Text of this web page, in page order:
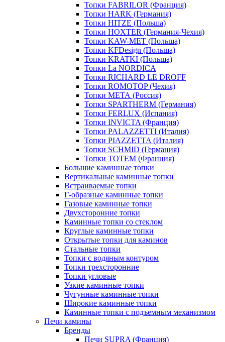
Топки FABRILOR (Франция)
Топки HARK (Германия)
Топки HITZE (Польша)
Топки HOXTER (Германия-Чехия)
Топки KAW-MET (Польша)
Топки KFDesign (Польша)
Топки KRATKI (Польша)
Топки La NORDICA
Топки RICHARD LE DROFF
Топки ROMOTOP (Чехия)
Топки МЕТА (Россия)
Топки SPARTHERM (Германия)
Топки FERLUX (Испания)
Топки INVICTA (Франция)
Топки PALAZZETTI (Италия)
Топки PIAZZETTA (Италия)
Топки SCHMID (Германия)
Топки TOTEM (Франция)
Большие каминные топки
Вертикальные каминные топки
Встраиваемые топки
Г-образные каминные топки
Газовые каминные топки
Двухсторонние топки
Каминные топки со стеклом
Круглые каминные топки
Открытые топки для каминов
Стальные топки
Топки с водяным контуром
Топки трехсторонние
Топки угловые
Узкие каминные топки
Чугунные каминные топки
Широкие каминные топки
Каминные топки с подъемным механизмом
Печи камины
Бренды
Печи SUPRA (Франция)